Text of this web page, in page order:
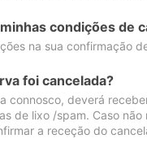
condições de
na sua confirmação
foi cancelada?
connosco, deverá
de lixo /spam. Caso
a receção do